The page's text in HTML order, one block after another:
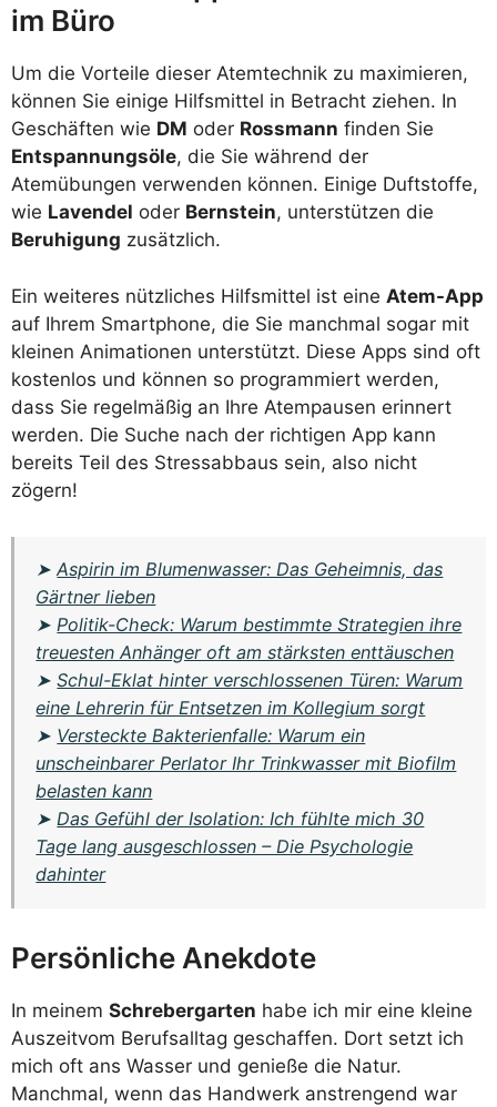
im Büro
Um die Vorteile dieser Atemtechnik zu maximieren,
können Sie einige Hilfsmittel in Betracht ziehen. In
Geschäften wie DM oder Rossmann finden Sie
Entspannungsöle, die Sie während der
Atemübungen verwenden können. Einige Duftstoffe,
wie Lavendel oder Bernstein, unterstützen die
Beruhigung zusätzlich.
Ein weiteres nützliches Hilfsmittel ist eine Atem-App
auf Ihrem Smartphone, die Sie manchmal sogar mit
kleinen Animationen unterstützt. Diese Apps sind oft
kostenlos und können so programmiert werden,
dass Sie regelmäßig an Ihre Atempausen erinnert
werden. Die Suche nach der richtigen App kann
bereits Teil des Stressabbaus sein, also nicht
zögern!
➤Aspirin im Blumenwasser: Das Geheimnis, das
Gärtner lieben
➤Politik-Check: Warum bestimmte Strategien ihre
treuesten Anhänger oft am stärksten enttäuschen
➤Schul-Eklat hinter verschlossenen Türen: Warum
eine Lehrerin für Entsetzen im Kollegium sorgt
➤ Versteckte Bakterienfalle: Warum ein
unscheinbarer Perlator Ihr Trinkwasser mit Biofilm
belasten kann
➤Das Gefühl der Isolation: Ich fühlte mich 30
Tage lang ausgeschlossen – Die Psychologie
dahinter
Persönliche Anekdote
In meinem Schrebergarten habe ich mir eine kleine
Auszeitvom Berufsalltag geschaffen. Dort setzt ich
mich oft ans Wasser und genieße die Natur.
Manchmal, wenn das Handwerk anstrengend war